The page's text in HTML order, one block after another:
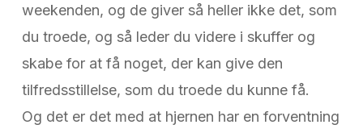
weekenden, og de giver så heller ikke det, som
du troede, og så leder du videre i skuffer og
skabe for at få noget, der kan give den
tilfredsstillelse, som du troede du kunne få.
Og det er det med at hjernen har en forventning